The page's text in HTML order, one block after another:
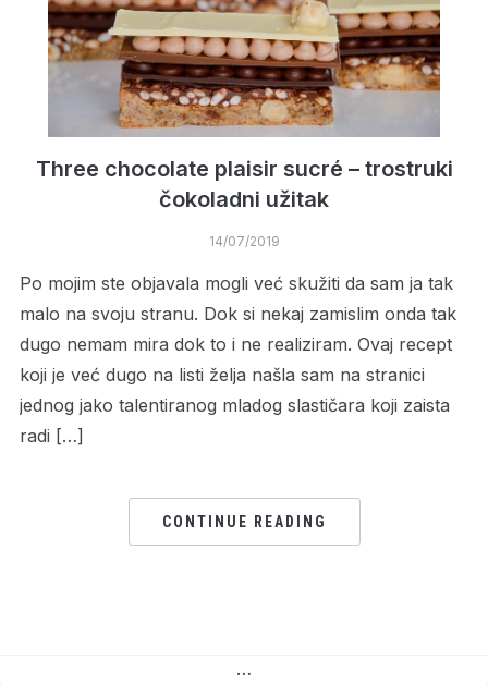
Three chocolate plaisir sucré – trostruki
čokoladni užitak
14/07/2019
Po mojim ste objavala mogli već skužiti da sam ja tak
malo na svoju stranu. Dok si nekaj zamislim onda tak
dugo nemam mira dok to i ne realiziram. Ovaj recept
koji je već dugo na listi želja našla sam na stranici
jednog jako talentiranog mladog slastičara koji zaista
radi […]
CONTINUE READING
…